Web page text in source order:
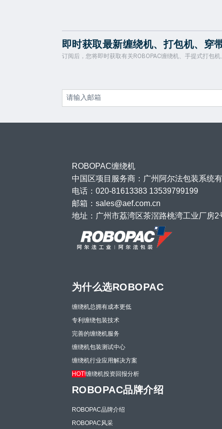
即时获取最新缠绕机、打包机、穿
订阅后，您将即时获取有关ROBOPAC缠绕机、手提式打包
ROBOPAC缠绕机
中国区项目服务商：广州阿尔法包装系统
电话：020-81613383 13539799199
邮箱：sales@aef.com.cn
地址：广州市荔湾区茶滘路桃湾工业厂房2
为什么选ROBOPAC
缠绕机总拥有成本更低
专利缠绕包装技术
完善的缠绕机服务
缠绕机包装测试中心
缠绕机行业应用解决方案
HOT!缠绕机投资回报分析
ROBOPAC品牌介绍
ROBOPAC品牌介绍
ROBOPAC风采